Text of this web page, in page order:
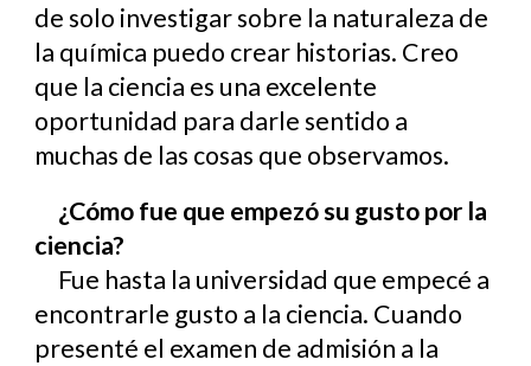
de solo investigar sobre la naturaleza de
la química puedo crear historias. Creo
que la ciencia es una excelente
oportunidad para darle sentido a
muchas de las cosas que observamos.
¿Cómo fue que empezó su gusto por la
ciencia?
Fue hasta la universidad que empecé a
encontrarle gusto a la ciencia. Cuando
presenté el examen de admisión a la